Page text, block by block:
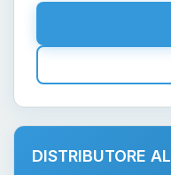
DISTRIBUTORE